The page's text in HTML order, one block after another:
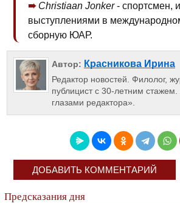
Christiaan Jonker- спортсмен,
выступлениями в
сборную ЮАР.
Автор: Красникова Ирина
Редактор новостей. Филолог,
публицист с 30-летним
глазами редактора».
ДОБАВИТЬ КОММЕНТАРИЙ
Предсказания дня